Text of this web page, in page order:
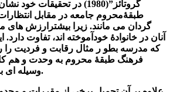
طبقۀمحروم جامعه در مقابل
گردان می مانند. زیرا بیشترارزش های
آنان در خانوادۀ خودآموخته اند، تفاوت
که مدرسه بطو ر مثال رقابت و فردیت را
فرهنگ طبقۀ محروم به وحدت و هم
وسیله ای برای بقای خود بها میدهد.